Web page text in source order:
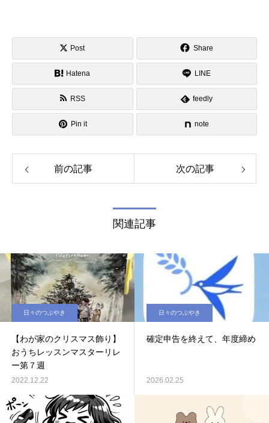
Post Share
Hatena LINE
RSS feedly
Pin it note
前の記事 次の記事
関連記事
日々のつぶやき
【わが家のクリスマス飾り】
おうちレッスンマスターリレ
ー第７週
2022.12.22
日々のつぶやき
確定申告を終えて、年度締め
2026.02.25